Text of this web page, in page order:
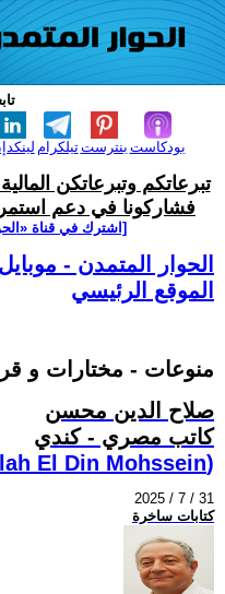
تيلكرامبنترست بودكاست
تبرعاتكم وتبرعاتكن
فشاركونا في دعم
[اشترك في قناة
الحوار المتمدن - موبايل
الموقع الرئيسي
منوعات - مختارات و
صلاح الدين محسن
كاتب مصري - كندي
(Salah El Din Mohssein‏)
2025 / 7 / 31
كتابات ساخرة